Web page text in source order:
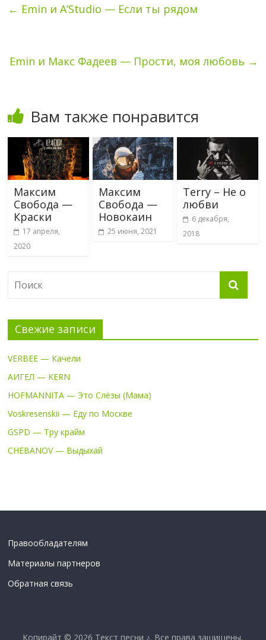
← Emin и A’Studio — Если ты рядом
Emin и Макс Фадеев — Прости, моя любовь →
Вам также понравится
Максим
Свобода —
Краски
17 апреля,
2020
Максим
Свобода —
Новокаин
25 июня, 2021
Terry – Не о
любви
6 декабря,
2018
Свежие записи
VERBEE — Качели
АИГЕЛ — KERN
HOFMANNITA — Это Слёзы (Мама)
Voskresenskii — Еду по Москве
GSPD — Тру крайм
CHEBANOV — Выдыхай
Правообладателям
Материалы партнеров
Обратная связь
Копирайт © 2026 Текст песни ♪. Все права защищены.